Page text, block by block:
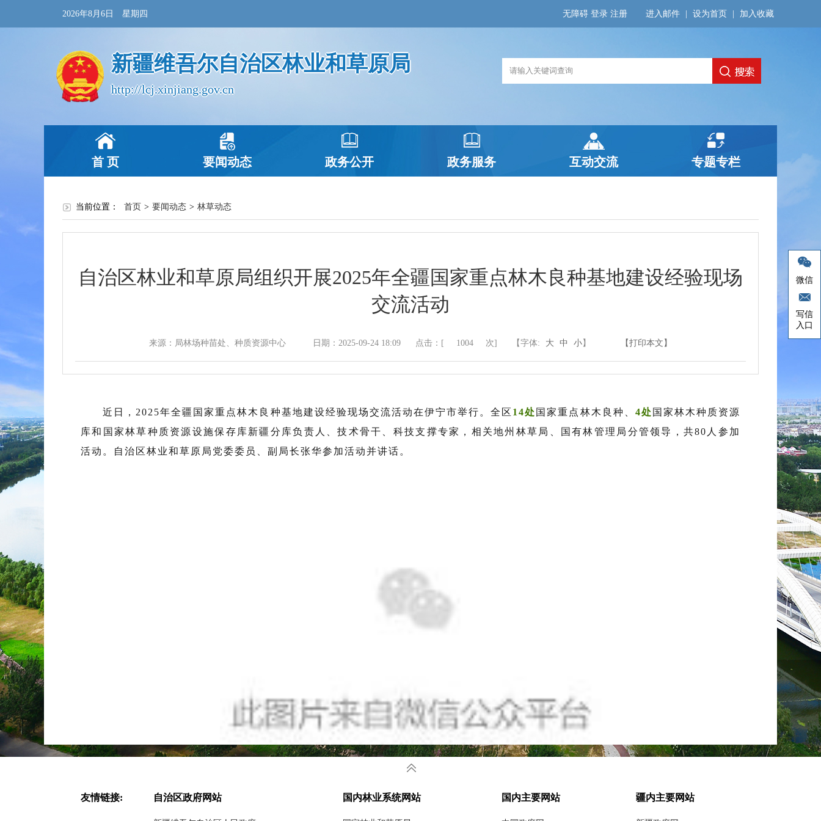
微信
写信
入口
2026年8月6日 星期四 进入邮件 设为首页 加入收藏
无障碍 登录 注册
新疆维吾尔自治区林业和草原局
http://lcj.xinjiang.gov.cn
首 页 要闻动态 政务公开 政务服务 互动交流 专题专栏
当前位置： 首页 > 要闻动态 > 林草动态
自治区林业和草原局组织开展2025年全疆国家重点林木良种基地建设经验现场
交流活动
来源：局林场种苗处、种质资源中心 日期：2025-09-24 18:09 点击：[ 1004 次] 【字体: 大 中 小 】 【打印本文】
近日，2025年全疆国家重点林木良种基地建设经验现场交流活动在伊宁市举行。全区 14处 国家重点林木良种、 4处 国家林木种质资源
库和国家林草种质资源设施保存库新疆分库负责人、技术骨干、科技支撑专家，相关地州林草局、国有林管理局分管领导，共80人参加
活动。自治区林业和草原局党委委员、副局长张华参加活动并讲话。
友情链接: 自治区政府网站 国内林业系统网站 国内主要网站 疆内主要网站